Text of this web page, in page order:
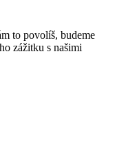
to povolíš, budeme
zážitku s našimi